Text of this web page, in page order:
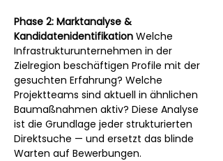
Phase 2: Marktanalyse &
Kandidatenidentifikation Welche
Infrastrukturunternehmen in der
Zielregion beschäftigen Profile mit der
gesuchten Erfahrung? Welche
Projektteams sind aktuell in ähnlichen
Baumaßnahmen aktiv? Diese Analyse
ist die Grundlage jeder strukturierten
Direktsuche — und ersetzt das blinde
Warten auf Bewerbungen.